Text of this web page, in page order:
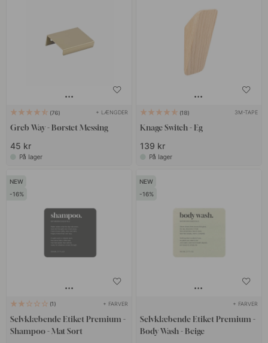
76 + LÆNGDER
Greb Way - Børstet Messing
45 kr
På lager
18 3M-TAPE
Knage Switch - Eg
139 kr
På lager
16
1 + FARVER
Selvklæbende Etiket Premium -
Shampoo - Mat Sort
16
+ FARVER
Selvklæbende Etiket Premium -
Body Wash - Beige